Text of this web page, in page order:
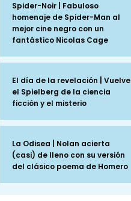
Spider-Noir | Fabuloso
homenaje de Spider-Man al
mejor cine negro con un
fantástico Nicolas Cage
El día de la revelación | Vuelve
el Spielberg de la ciencia
ficción y el misterio
La Odisea | Nolan acierta
(casi) de lleno con su versión
del clásico poema de Homero